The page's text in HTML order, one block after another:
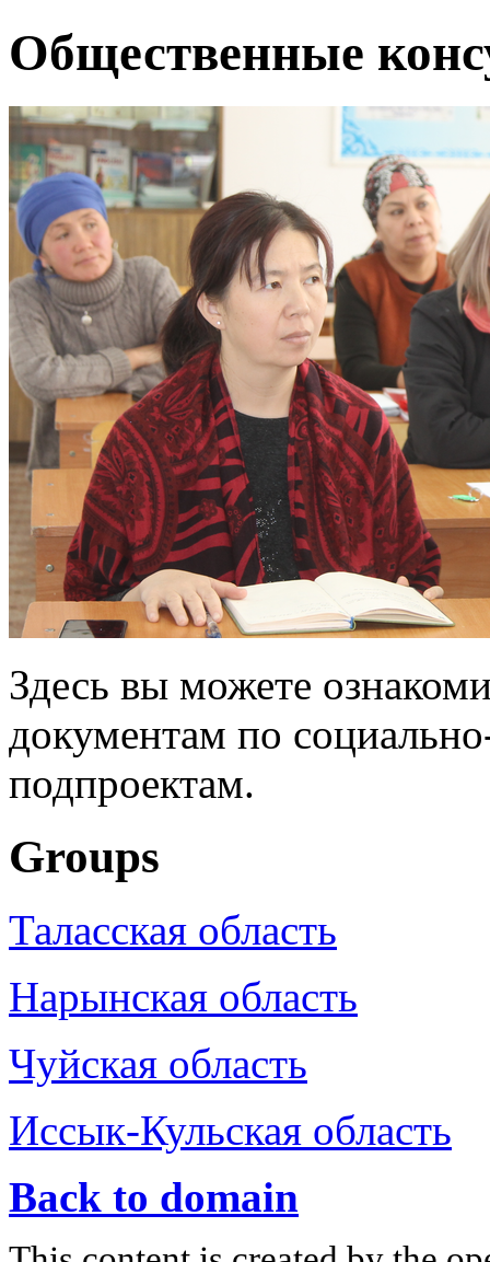
Общественные
Здесь вы можете
документам по
подпроектам.
Groups
Таласская область
Нарынская область
Чуйская область
Иссык-Кульская область
Back to domain